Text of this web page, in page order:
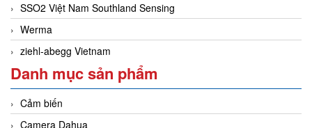
SSO2 Việt Nam Southland Sensing
Werma
ziehl-abegg Vietnam
Danh mục sản phẩm
Cảm biến
Camera Dahua